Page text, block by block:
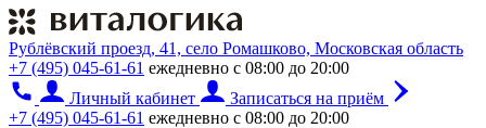
Рублёвский проезд, 41, село Ромашково, Московская область
+7 (495) 045-61-61 ежедневно с 08:00 до 20:00
Личный кабинет
Записаться на приём
+7 (495) 045-61-61 ежедневно с 08:00 до 20:00